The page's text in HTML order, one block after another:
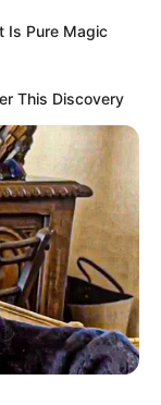
Is Pure Magic
This Discovery